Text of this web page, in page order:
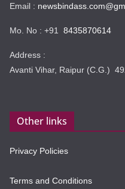
Email :
Mo. No : +91 8435870614
Address :
Avanti Vihar, Raipur (C.G.)
Other links
Privacy Policies
Terms and Conditions